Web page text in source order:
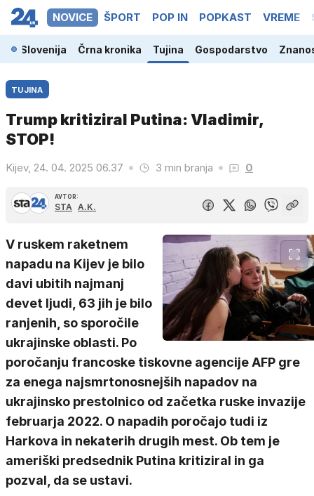
NOVICE ŠPORT POP IN POPKAST VREME
Slovenija Črna kronika Tujina Gospodarstvo
TUJINA
Trump kritiziral Putina: Vladimir,
STOP!
Kijev, 24. 04. 2025 06.37 3 min branja 0
AVTOR:
STA A.K.
V ruskem raketnem
napadu na Kijev je bilo
davi ubitih najmanj
devet ljudi, 63 jih je bilo
ranjenih, so sporočile
ukrajinske oblasti. Po
poročanju francoske tiskovne agencije AFP gre
za enega najsmrtonosnejših napadov na
ukrajinsko prestolnico od začetka ruske invazije
februarja 2022. O napadih poročajo tudi iz
Harkova in nekaterih drugih mest. Ob tem je
ameriški predsednik Putina kritiziral in ga
pozval, da se ustavi.